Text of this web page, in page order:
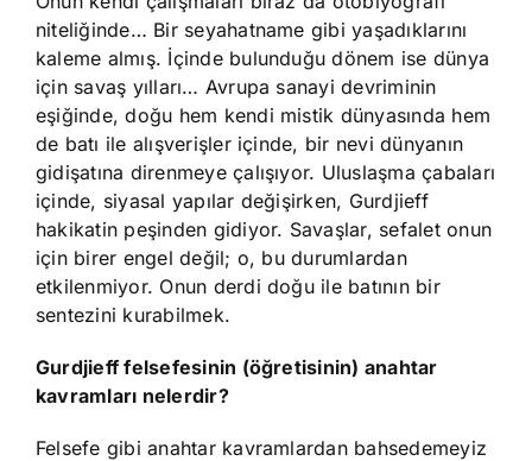
niteliğinde… Bir seyahatname gibi yaşadıklarını
kaleme almış. İçinde bulunduğu dönem ise dünya
için savaş yılları… Avrupa sanayi devriminin
eşiğinde, doğu hem kendi mistik dünyasında hem
de batı ile alışverişler içinde, bir nevi dünyanın
gidişatına direnmeye çalışıyor. Uluslaşma çabaları
içinde, siyasal yapılar değişirken, Gurdjieff
hakikatin peşinden gidiyor. Savaşlar, sefalet onun
için birer engel değil; o, bu durumlardan
etkilenmiyor. Onun derdi doğu ile batının bir
sentezini kurabilmek.
Gurdjiefffelsefesinin (öğretisinin) anahtar
kavramları nelerdir?
Felsefe gibi anahtar kavramlardan bahsedemeyiz